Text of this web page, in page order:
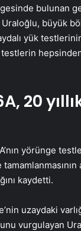
bulunan
Uraloğlu, büyük
yük
testlerin
20
yörünge
kaydetti.
uzaydaki
vurgulayan